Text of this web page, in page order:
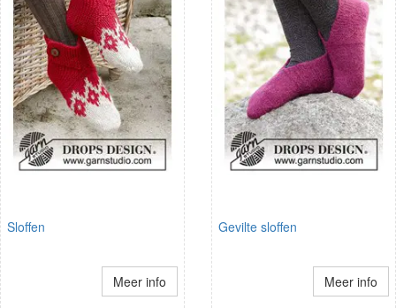
Sloffen
Meer info
Gevilte sloffen
Meer info